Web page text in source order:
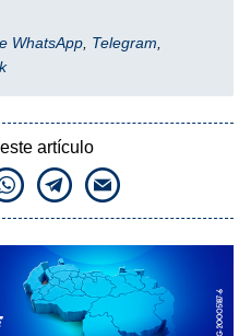
WhatsApp, Telegram,
artículo